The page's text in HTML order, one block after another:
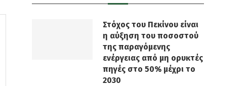
Στόχος του Πεκίνου είναι
η αύξηση του ποσοστού
της παραγόμενης
ενέργειας από μη ορυκτές
πηγές στο 50% μέχρι το
2030